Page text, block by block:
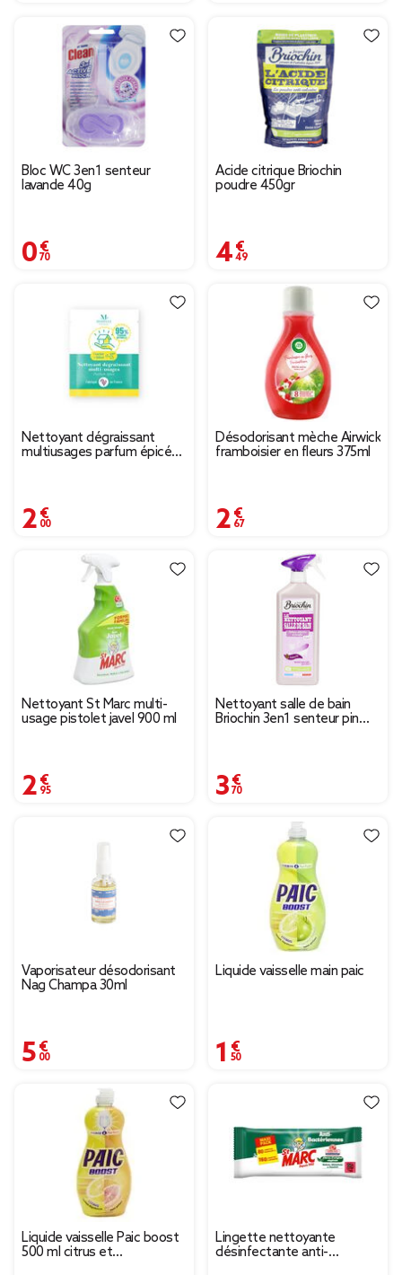
Bloc WC 3en1 senteur
lavande 40g
0,70 €
Acide citrique Briochin
poudre 450gr
4,49 €
Nettoyant dégraissant
multiusages parfum épicé
2,00 €
Désodorisant mèche Airwick
framboisier en fleurs 375ml
2,67 €
Nettoyant St Marc multi-
usage pistolet javel 900 ml
2,95 €
Nettoyant salle de bain
Briochin 3en1 senteur pin
3,70 €
Vaporisateur désodorisant
Nag Champa 30ml
5,00 €
Liquide vaisselle main paic
1,50 €
Liquide vaisselle Paic boost
500 ml citrus et
Lingette nettoyante
désinfectante anti-